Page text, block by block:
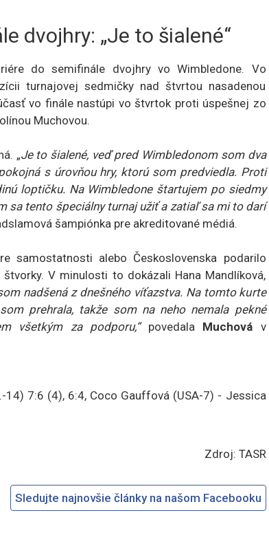
dvojhry: „Je to šialené“
do semifinále dvojhry vo Wimbledone. Vo
turnajovej sedmičky nad štvrtou nasadenou
vo finále nastúpi vo štvrtok proti úspešnej zo
Muchovou.
„Je to šialené, veď pred Wimbledonom som dva
s úrovňou hry, ktorú som predviedla. Proti
loptičku. Na Wimbledone štartujem po siedmy
sa tento špeciálny turnaj užiť a zatiaľ sa mi to darí
šampiónka pre akreditované médiá.
samostatnosti alebo Československa podarilo
V minulosti to dokázali Hana Mandlíková,
nadšená z dnešného víťazstva. Na tomto kurte
prehrala, takže som na neho nemala pekné
všetkým za podporu,“povedala Muchová v
7:6 (4), 6:4, Coco Gauffová (USA-7) - Jessica
Zdroj: TASR
Sledujte najnovšie články na našom Facebooku